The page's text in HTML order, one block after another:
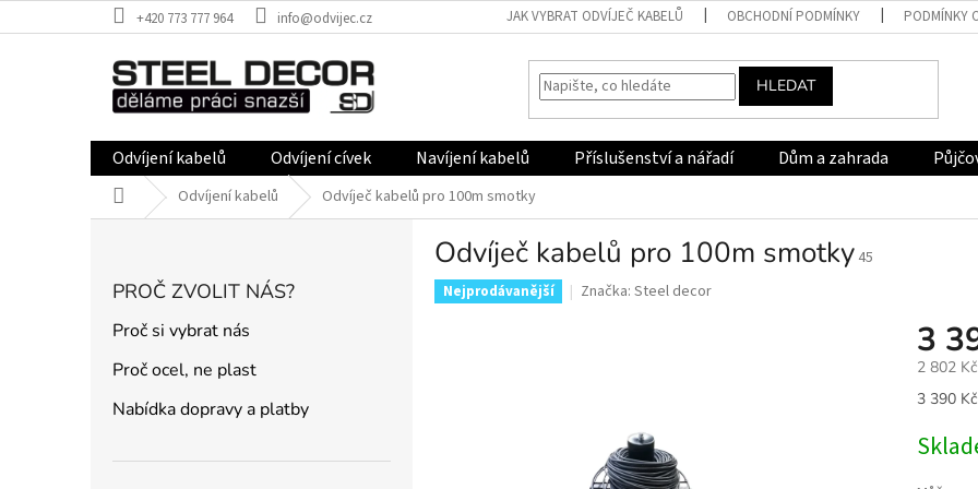
na
+420 773 777 964 info@odvijec.cz JAK VYBRAT ODVÍJEČ KABELŮ OBCHODNÍ PODMÍNKY PODMÍNKY
HLEDAT
Odvíjení kabelů Odvíjení cívek Navíjení kabelů Příslušenství a nářadí Dům a zahrada
Domů Odvíjení kabelů Odvíječ kabelů pro 100m smotky
PROČ ZVOLIT NÁS?
Proč si vybrat nás
Proč ocel, ne plast
Nabídka dopravy a platby
Odvíječ kabelů pro 100m smotky 45
Nejprodávanější Značka: Steel decor
3
2 802
Měrná
3 390